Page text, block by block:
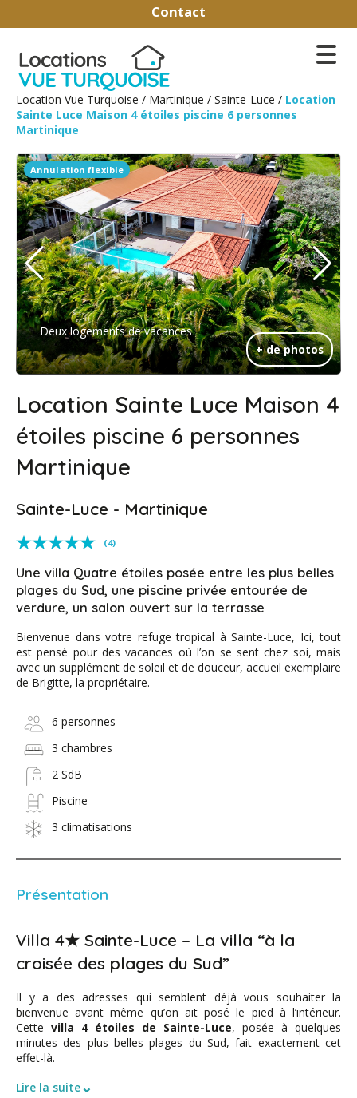
Contact
Location Vue Turquoise / Martinique / Sainte-Luce / Location
Sainte Luce Maison 4 étoiles piscine 6 personnes
Martinique
+ de photos
Annulation flexible
Deux logements de vacances
Location Sainte Luce Maison 4
étoiles piscine 6 personnes
Martinique
Sainte-Luce - Martinique
(4)
Une villa Quatre étoiles posée entre les plus belles
plages du Sud, une piscine privée entourée de
verdure, un salon ouvert sur la terrasse
Bienvenue dans votre refuge tropical à Sainte-Luce, Ici, tout
est pensé pour des vacances où l’on se sent chez soi, mais
avec un supplément de soleil et de douceur, accueil exemplaire
de Brigitte, la propriétaire.
6 personnes
3 chambres
2 SdB
Piscine
3 climatisations
Présentation
Villa 4★ Sainte-Luce – La villa “à la
croisée des plages du Sud”
Il y a des adresses qui semblent déjà vous souhaiter la
bienvenue avant même qu’on ait posé le pied à l’intérieur.
Cette villa 4 étoiles de Sainte-Luce, posée à quelques
minutes des plus belles plages du Sud, fait exactement cet
effet-là.
Lire la suite⌄